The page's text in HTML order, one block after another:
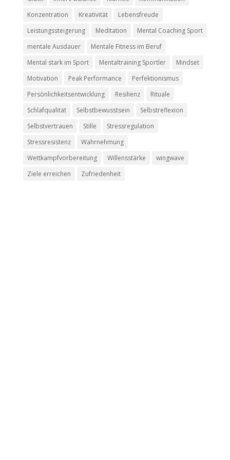
Konzentration
Kreativität
Lebensfreude
Leistungssteigerung
Meditation
Mental Coaching Sport
mentale Ausdauer
Mentale Fitness im Beruf
Mental stark im Sport
Mentaltraining Sportler
Mindset
Motivation
Peak Performance
Perfektionismus
Persönlichkeitsentwicklung
Resilienz
Rituale
Schlafqualität
Selbstbewusstsein
Selbstreflexion
Selbstvertrauen
Stille
Stressregulation
Stressresistenz
Wahrnehmung
Wettkampfvorbereitung
Willensstärke
wingwave
Ziele erreichen
Zufriedenheit